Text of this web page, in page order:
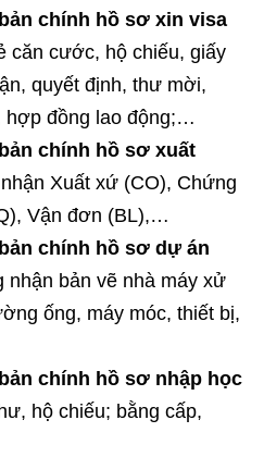
chính hồ sơ xin visa
căn cước, hộ chiếu, giấy
quyết định, thư mời,
hợp đồng lao động;…
chính hồ sơ xuất
Xuất xứ (CO), Chứng
Vận đơn (BL),…
chính hồ sơ dự án
nhận bản vẽ nhà máy xử
ống, máy móc, thiết bị,
chính hồ sơ nhập học
hộ chiếu; bằng cấp,